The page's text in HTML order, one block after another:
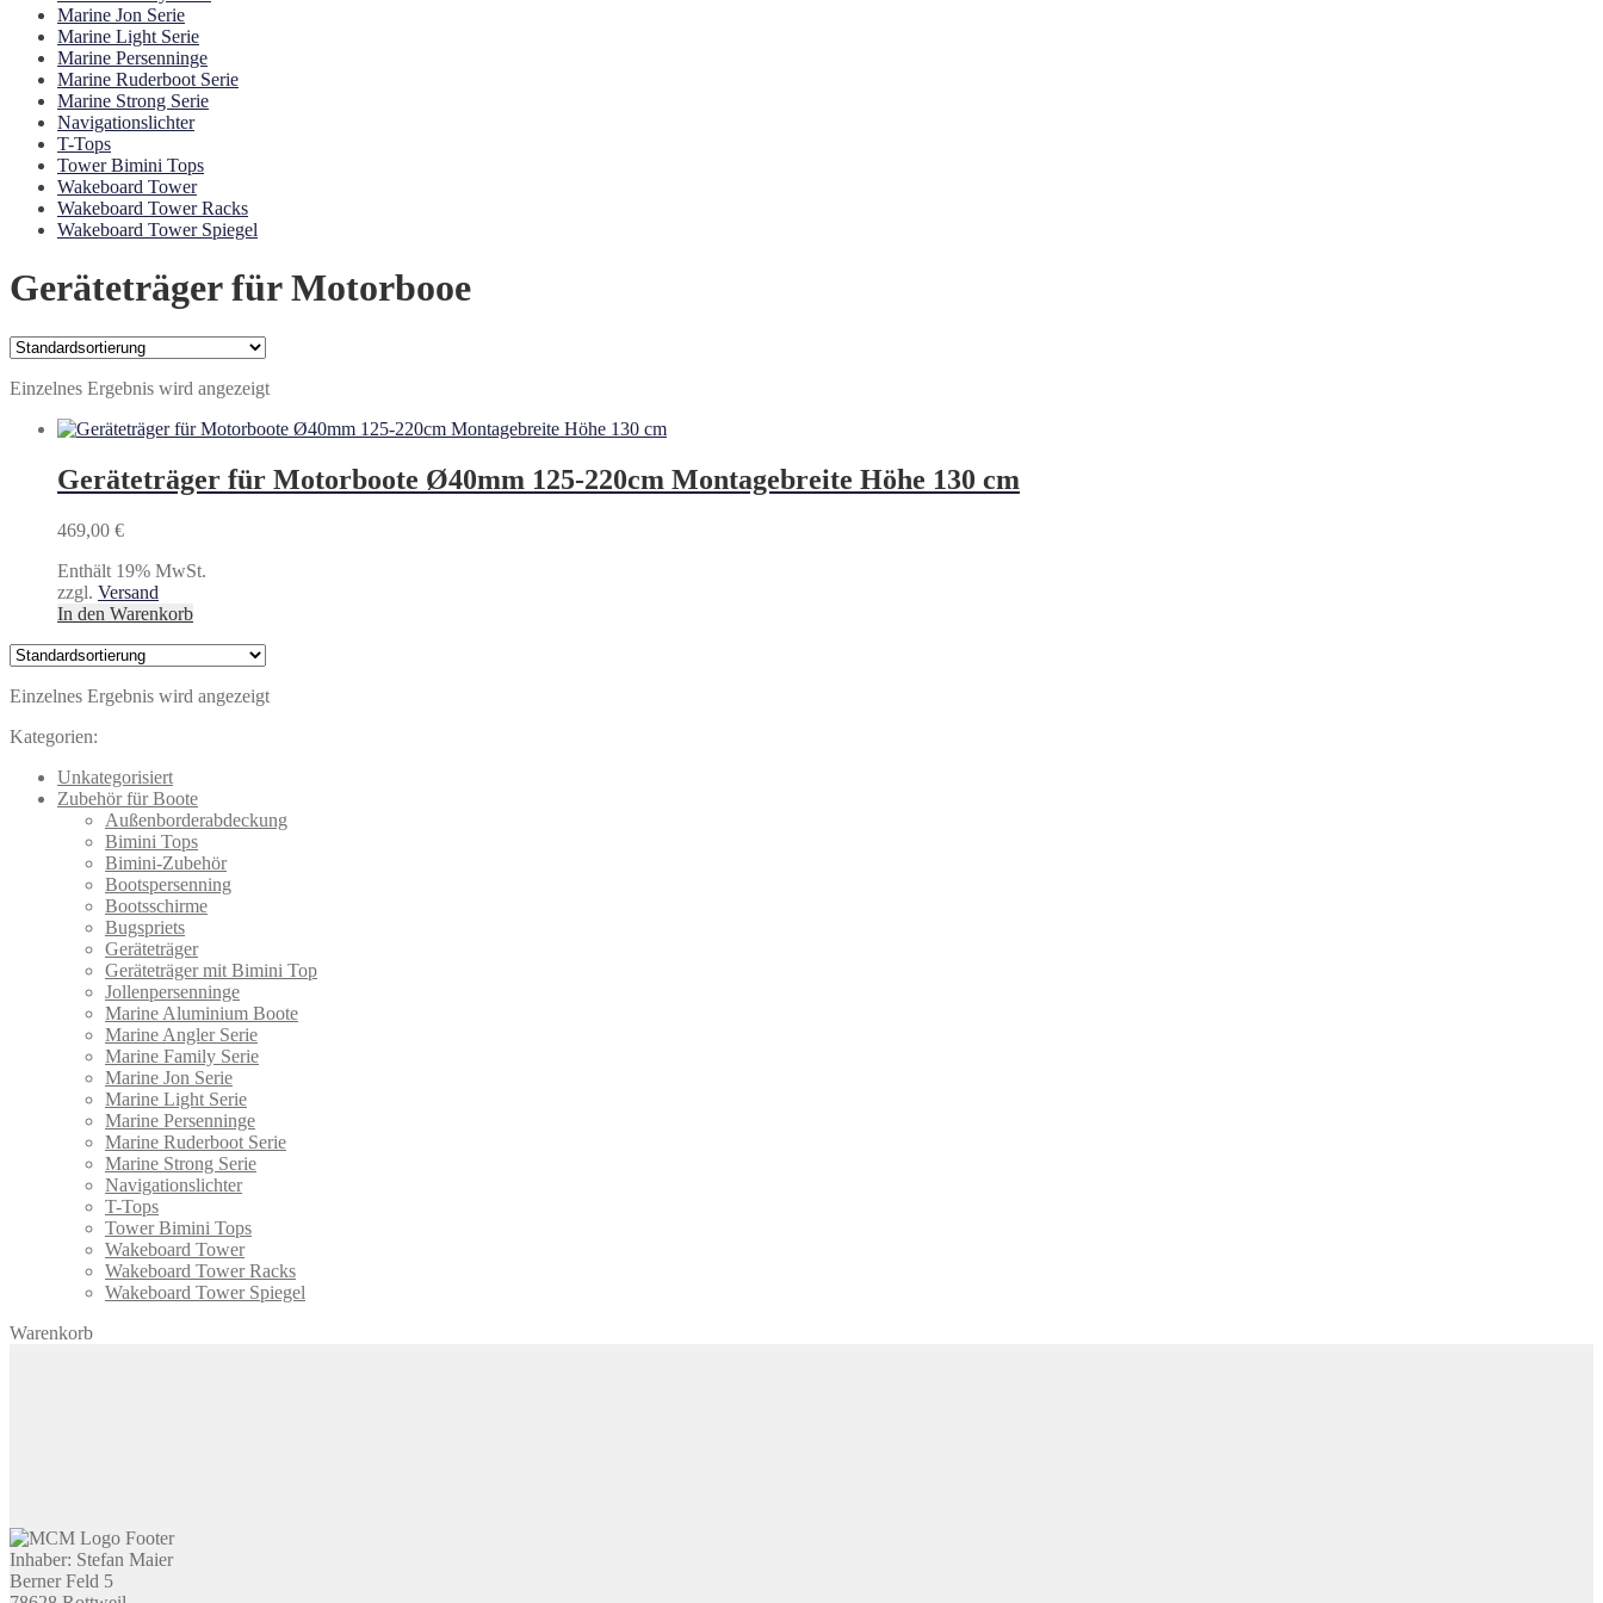
Marine Jon Serie
Marine Light Serie
Marine Persenninge
Marine Ruderboot Serie
Marine Strong Serie
Navigationslichter
T-Tops
Tower Bimini Tops
Wakeboard Tower
Wakeboard Tower Racks
Wakeboard Tower Spiegel
Geräteträger für Motorbooe
Einzelnes Ergebnis wird angezeigt
Geräteträger für Motorboote Ø40mm 125-220cm Montagebreite Höhe 130 cm
469,00 €
Enthält 19% MwSt.
zzgl. Versand
In den Warenkorb
Einzelnes Ergebnis wird angezeigt
Kategorien:
Unkategorisiert
Zubehör für Boote
Außenborderabdeckung
Bimini Tops
Bimini-Zubehör
Bootspersenning
Bootsschirme
Bugspriets
Geräteträger
Geräteträger mit Bimini Top
Jollenpersenninge
Marine Aluminium Boote
Marine Angler Serie
Marine Family Serie
Marine Jon Serie
Marine Light Serie
Marine Persenninge
Marine Ruderboot Serie
Marine Strong Serie
Navigationslichter
T-Tops
Tower Bimini Tops
Wakeboard Tower
Wakeboard Tower Racks
Wakeboard Tower Spiegel
Warenkorb
Inhaber: Stefan Maier
Berner Feld 5